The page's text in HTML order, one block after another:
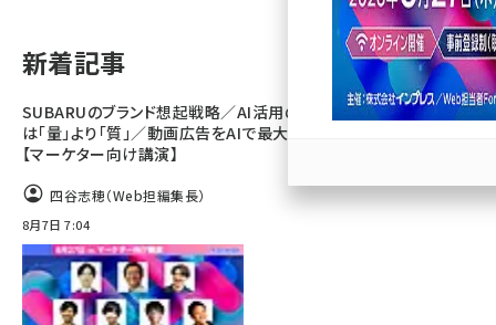
llmo (1166)
新着記事
SUBARUのブランド想起戦略／AI活用のカギ
は「量」より「質」／動画広告をAIで最大化
【マーケター向け講演】
四谷志穂（Web担編集長）
8月7日 7:04